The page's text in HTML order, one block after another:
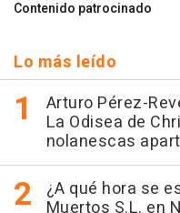
Contenido patrocinado
Lo más leído
Arturo Pérez-
La Odisea de
nolanescas
¿A qué hora se